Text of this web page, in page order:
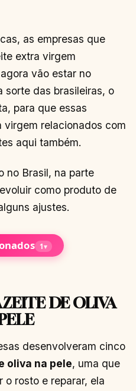
as empresas que
extra virgem
vão estar no
sorte das brasileiras, o
para que essas
virgem relacionados com
aqui também.
no Brasil, na parte
como produto de
ajustes.
1▾
DE OLIVA
desenvolveram cinco
oliva na pele, uma que
o rosto e reparar, ela